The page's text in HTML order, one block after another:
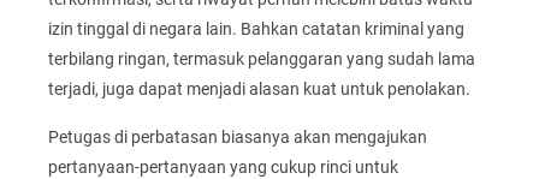
izin tinggal di negara lain. Bahkan catatan kriminal yang
terbilang ringan, termasuk pelanggaran yang sudah lama
terjadi, juga dapat menjadi alasan kuat untuk penolakan.
Petugas di perbatasan biasanya akan mengajukan
pertanyaan-pertanyaan yang cukup rinci untuk